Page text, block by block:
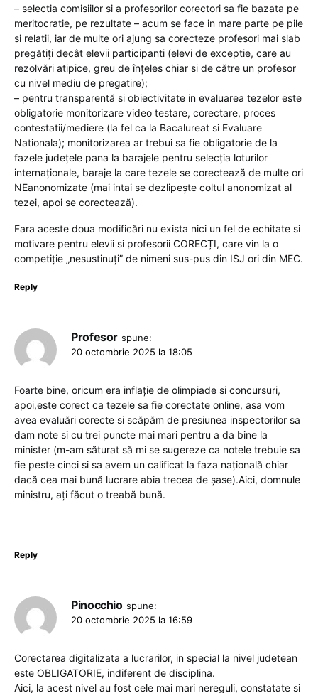
– selectia comisiilor si a profesorilor corectori sa fie bazata pe
meritocratie, pe rezultate – acum se face in mare parte pe pile
si relatii, iar de multe ori ajung sa corecteze profesori mai slab
pregătiți decât elevii participanti (elevi de exceptie, care au
rezolvări atipice, greu de înțeles chiar si de către un profesor
cu nivel mediu de pregatire);
– pentru transparentă si obiectivitate in evaluarea tezelor este
obligatorie monitorizare video testare, corectare, proces
contestatii/mediere (la fel ca la Bacalureat si Evaluare
Nationala); monitorizarea ar trebui sa fie obligatorie de la
fazele județele pana la barajele pentru selecția loturilor
internaționale, baraje la care tezele se corectează de multe ori
NEanonomizate (mai intai se dezlipește coltul anonomizat al
tezei, apoi se corectează).
Fara aceste doua modificări nu exista nici un fel de echitate si
motivare pentru elevii si profesorii CORECȚI, care vin la o
competiție „nesustinuți” de nimeni sus-pus din ISJ ori din MEC.
Reply
Profesor spune:
20 octombrie 2025 la 18:05
Foarte bine, oricum era inflație de olimpiade si concursuri,
apoi,este corect ca tezele sa fie corectate online, asa vom
avea evaluări corecte si scăpăm de presiunea inspectorilor sa
dam note si cu trei puncte mai mari pentru a da bine la
minister (m-am săturat să mi se sugereze ca notele trebuie sa
fie peste cinci si sa avem un calificat la faza națională chiar
dacă cea mai bună lucrare abia trecea de șase).Aici, domnule
ministru, ați făcut o treabă bună.
Reply
Pinocchio spune:
20 octombrie 2025 la 16:59
Corectarea digitalizata a lucrarilor, in special la nivel judetean
este OBLIGATORIE, indiferent de disciplina.
Aici, la acest nivel au fost cele mai mari nereguli, constatate si